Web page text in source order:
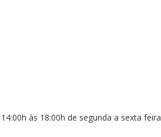
às 18:00h de segunda a sexta feira